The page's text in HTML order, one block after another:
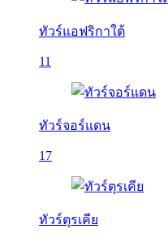
ทัวร์แอฟริกาใต้
11
ทัวร์จอร์แดน
17
ทัวร์ตุรเคีย